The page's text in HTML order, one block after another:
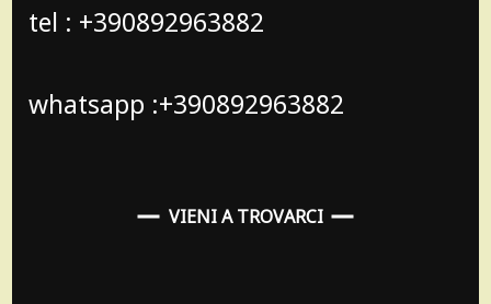
tel : +390892963882
whatsapp :+390892963882
VIENI A TROVARCI